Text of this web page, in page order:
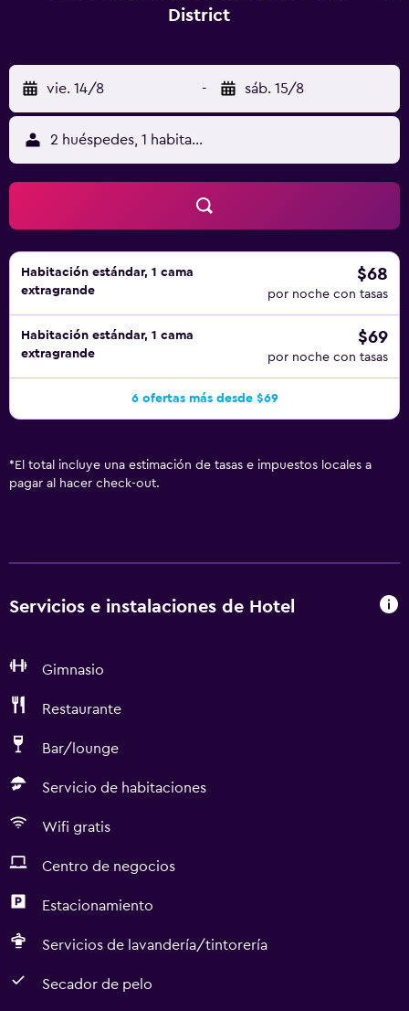
District
vie. 14/8 - sáb. 15/8
2 huéspedes, 1 habitación
Habitación estándar, 1 cama
extragrande
$68
por noche con tasas
Habitación estándar, 1 cama
extragrande
$69
por noche con tasas
6 ofertas más desde $69
* El total incluye una estimación de tasas e impuestos locales a
pagar al hacer check-out.
Servicios e instalaciones de Hotel
Gimnasio
Restaurante
Bar/lounge
Servicio de habitaciones
Wifi gratis
Centro de negocios
Estacionamiento
Servicios de lavandería/tintorería
Secador de pelo